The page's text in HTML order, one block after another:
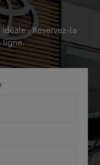
: Réservez-la
ligne.